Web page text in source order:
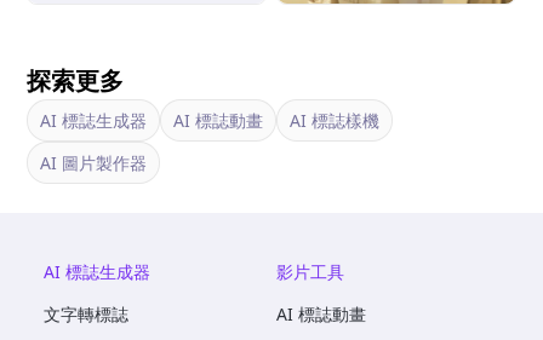
探索更多
AI 標誌生成器 AI 標誌動畫
AI 標誌樣機
AI 圖片製作器
AI 標誌生成器
文字轉標誌
影片工具
AI 標誌動畫